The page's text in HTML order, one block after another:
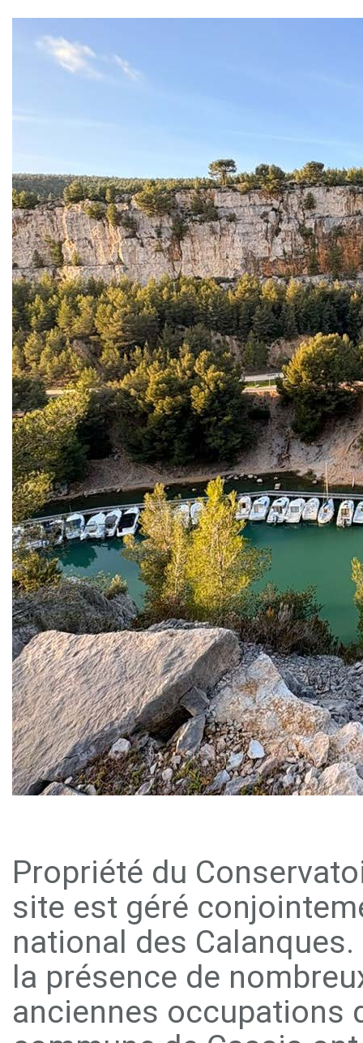
Propriété du
site est géré
national des
la présence de
anciennes occupations